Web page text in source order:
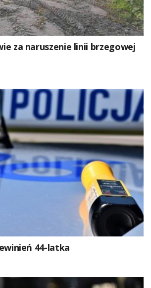
za naruszenie linii brzegowej
44-latka